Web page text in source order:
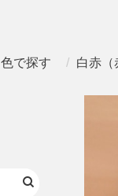
色で探す 白赤（